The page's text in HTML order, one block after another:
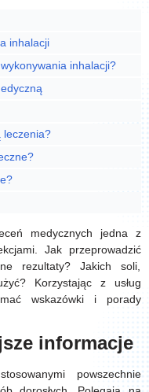
inhalacji
inhalacji?
leczenia?
medycznych jedna z
Jak przeprowadzić
rezultaty? Jakich soli,
Korzystając z usług
wskazówki i porady
informacje
powszechnie